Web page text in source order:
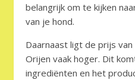
belangrijk om te kijken
van je hond.
Daarnaast ligt de prijs
Orijen vaak hoger. Dit
ingrediënten en het